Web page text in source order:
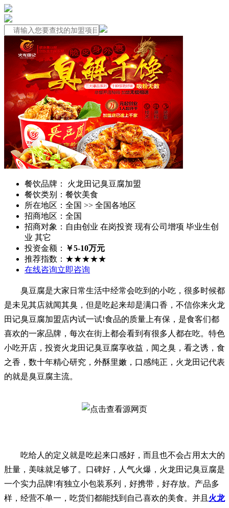
餐饮品牌：
火龙田记臭豆腐加盟
餐饮类别： 餐饮美食
所在地区： 全国 >> 全国各地区
招商地区： 全国
招商对象： 自由创业 在岗投资 现有公司增项 毕业生创
业 其它
投资金额： ￥5-10万元
推荐指数： ★★★★★
在线咨询立即咨询
臭豆腐是大家日常生活中经常会吃到的小吃，很多时候都
是未见其店就闻其臭，但是吃起来却是满口香，不信你来火龙
田记臭豆腐加盟店内试一试!食品的质量上有保，是食客们都
喜欢的一家品牌，每次在街上都会看到有很多人都在吃。特色
小吃开店，投资火龙田记臭豆腐享收益，闻之臭，看之诱，食
之香，数十年精心研究，外酥里嫩，口感纯正，火龙田记代表
的就是臭豆腐主流。
吃给人的定义就是吃起来口感好，而且也不会占用太大的
肚量，美味就足够了。口碑好，人气火爆，火龙田记臭豆腐是
一个实力品牌!有独立小包装系列，好携带，好存放。产品多
样，经营不单一，吃货们都能找到自己喜欢的美食。并且 火龙